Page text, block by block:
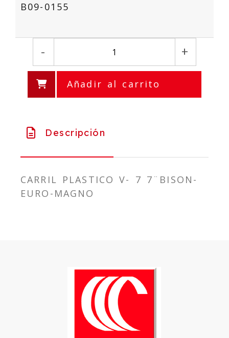
B09-0155
- +
Añadir al carrito
Descripción
CARRIL PLASTICO V- 7 7¨BISON-
EURO-MAGNO